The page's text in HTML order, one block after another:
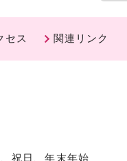
セス 関連リンク
祝日、年末年始